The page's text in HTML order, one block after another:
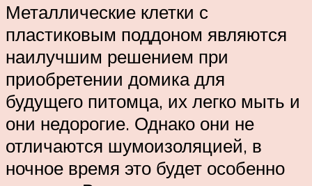
Металлические клетки с
пластиковым поддоном являются
наилучшим решением при
приобретении домика для
будущего питомца, их легко мыть и
они недорогие. Однако они не
отличаются шумоизоляцией, в
ночное время это будет особенно